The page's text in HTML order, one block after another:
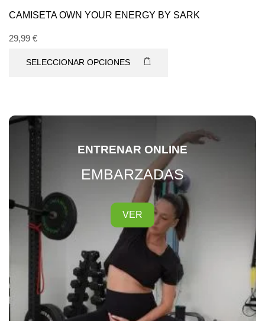
ENTRENAR ONLINE
EMBARZADAS
VER
CAMISETA OWN YOUR ENERGY BY SARK
29,99 €
SELECCIONAR OPCIONES